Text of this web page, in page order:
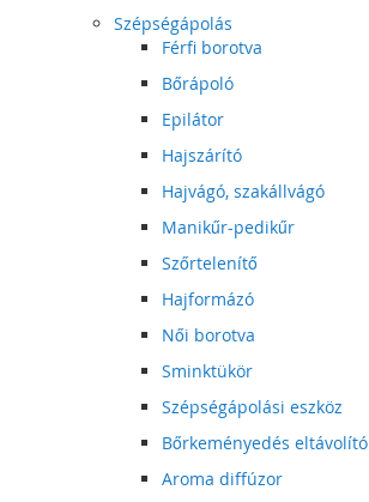
Szépségápolás
Férfi borotva
Bőrápoló
Epilátor
Hajszárító
Hajvágó, szakállvágó
Manikűr-pedikűr
Szőrtelenítő
Hajformázó
Női borotva
Sminktükör
Szépségápolási eszköz
Bőrkeményedés eltávolító
Aroma diffúzor